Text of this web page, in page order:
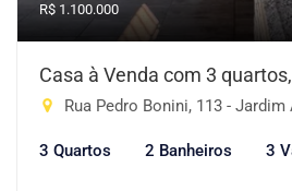
R$ 1.100.000
Casa à Venda com 3
Rua Pedro Bonini, 113 -
3 Quartos 2 Banheiros 3